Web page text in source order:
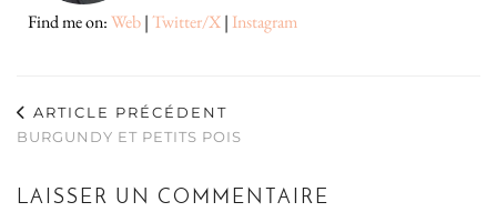
Find me on:Web|Twitter/X| Instagram
ARTICLE PRÉCÉDENT
BURGUNDY ET PETITS POIS
LAISSER UN COMMENTAIRE